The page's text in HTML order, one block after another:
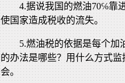
4.据说我国的燃油70℅靠
使国家造成税收的流失。
5.燃油税的依据是每个加
的办法是哪些？用什么方式
会。